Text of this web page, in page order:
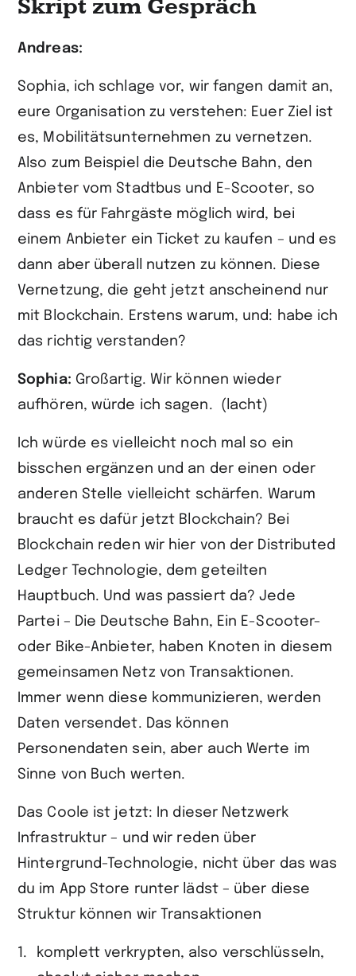
Skript zum Gespräch
Andreas:
Sophia, ich schlage vor, wir fangen damit an,
eure Organisation zu verstehen: Euer Ziel ist
es, Mobilitätsunternehmen zu vernetzen.
Also zum Beispiel die Deutsche Bahn, den
Anbieter vom Stadtbus und E-Scooter, so
dass es für Fahrgäste möglich wird, bei
einem Anbieter ein Ticket zu kaufen – und es
dann aber überall nutzen zu können. Diese
Vernetzung, die geht jetzt anscheinend nur
mit Blockchain. Erstens warum, und: habe ich
das richtig verstanden?
Sophia: Großartig. Wir können wieder
aufhören, würde ich sagen. (lacht)
Ich würde es vielleicht noch mal so ein
bisschen ergänzen und an der einen oder
anderen Stelle vielleicht schärfen. Warum
braucht es dafür jetzt Blockchain? Bei
Blockchain reden wir hier von der Distributed
Ledger Technologie, dem geteilten
Hauptbuch. Und was passiert da? Jede
Partei – Die Deutsche Bahn, Ein E-Scooter-
oder Bike-Anbieter, haben Knoten in diesem
gemeinsamen Netz von Transaktionen.
Immer wenn diese kommunizieren, werden
Daten versendet. Das können
Personendaten sein, aber auch Werte im
Sinne von Buch werten.
Das Coole ist jetzt: In dieser Netzwerk
Infrastruktur – und wir reden über
Hintergrund-Technologie, nicht über das was
du im App Store runter lädst – über diese
Struktur können wir Transaktionen
komplett verkrypten, also verschlüsseln,